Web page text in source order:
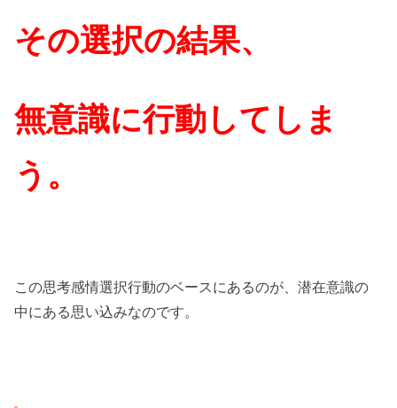
その選択の結果、
無意識に行動してしま
う。
この思考感情選択行動のベースにあるのが、潜在意識の
中にある思い込みなのです。